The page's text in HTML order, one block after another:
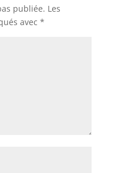
publiée. Les
avec *